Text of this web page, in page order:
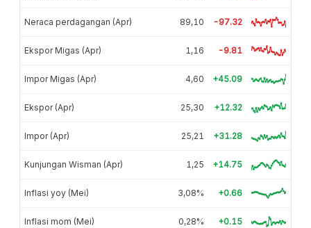
Neraca perdagangan (Apr) 89,10 -97.32
Ekspor Migas (Apr) 1,16 -9.81
Impor Migas (Apr) 4,60 +45.09
Ekspor (Apr) 25,30 +12.32
Impor (Apr) 25,21 +31.28
Kunjungan Wisman (Apr) 1,25 +14.75
Inflasi yoy (Mei) 3,08% +0.66
Inflasi mom (Mei) 0,28% +0.15